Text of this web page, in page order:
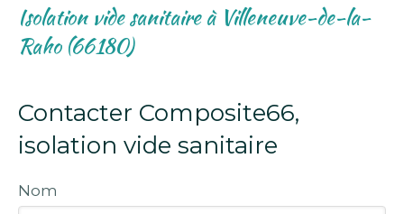
Isolation vide sanitaire à Villeneuve-de-la-
Raho (66180)
Contacter Composite66,
isolation vide sanitaire
Nom